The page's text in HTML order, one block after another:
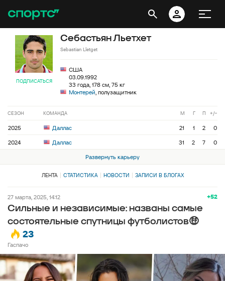
ПОДПИСАТЬСЯ
Себастьян Льетхет
Sebastian Lletget
США
03.09.1992
33 года, 178 см, 75 кг
Монтерей, полузащитник
СЕЗОН КОМАНДА М Г П +/−
2025 Даллас 21 1 2
0
2024
Даллас 31 2 7
0
Развернуть карьеру
ЛЕНТА СТАТИСТИКА НОВОСТИ ЗАПИСИ В БЛОГАХ
+52
27 марта, 2025, 14:12
Сильные и независимые: названы самые
состоятельные спутницы футболистов🤑
23
Гаспачо